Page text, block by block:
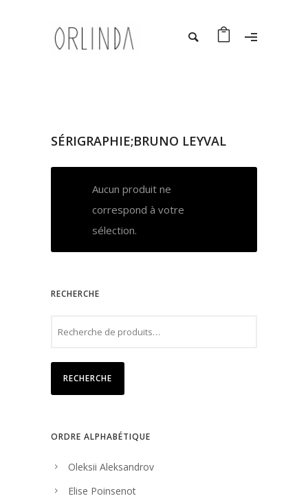
SÉRIGRAPHIE;BRUNO LEYVAL
Aucun produit ne
correspond à votre
sélection.
RECHERCHE
RECHERCHE
ORDRE ALPHABÉTIQUE
Oleksii Aleksandrov
Elise Poinsenot